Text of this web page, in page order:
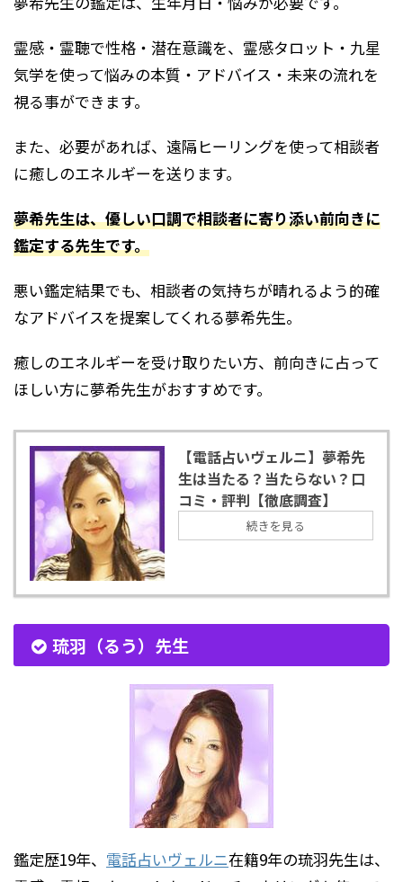
霊感・霊聴で性格・潜在意識を、霊感タロット・九星
気学を使って悩みの本質・アドバイス・未来の流れを
視る事ができます。
また、必要があれば、遠隔ヒーリングを使って相談者
に癒しのエネルギーを送ります。
夢希先生は、優しい口調で相談者に寄り添い前向きに
鑑定する先生です。
悪い鑑定結果でも、相談者の気持ちが晴れるよう的確
なアドバイスを提案してくれる夢希先生。
癒しのエネルギーを受け取りたい方、前向きに占って
ほしい方に夢希先生がおすすめです。
【電話占いヴェルニ】夢希先
生は当たる？当たらない？口
コミ・評判【徹底調査】
続きを見る
琉羽（るう）先生
鑑定歴19年、 電話占いヴェルニ在籍9年の琉羽先生は、